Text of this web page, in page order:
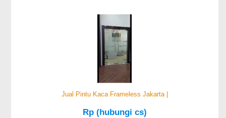
Jual Pintu Kaca Frameless Jakarta |
Rp (hubungi cs)